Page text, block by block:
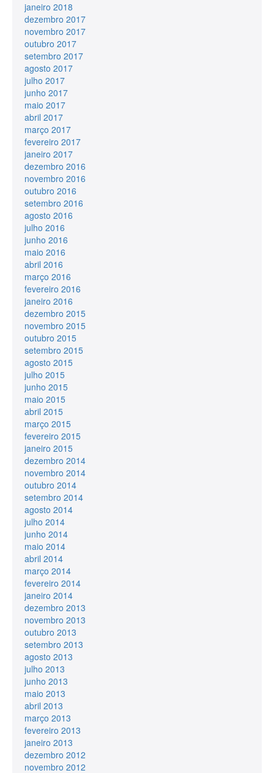
janeiro 2018
dezembro 2017
novembro 2017
outubro 2017
setembro 2017
agosto 2017
julho 2017
junho 2017
maio 2017
abril 2017
março 2017
fevereiro 2017
janeiro 2017
dezembro 2016
novembro 2016
outubro 2016
setembro 2016
agosto 2016
julho 2016
junho 2016
maio 2016
abril 2016
março 2016
fevereiro 2016
janeiro 2016
dezembro 2015
novembro 2015
outubro 2015
setembro 2015
agosto 2015
julho 2015
junho 2015
maio 2015
abril 2015
março 2015
fevereiro 2015
janeiro 2015
dezembro 2014
novembro 2014
outubro 2014
setembro 2014
agosto 2014
julho 2014
junho 2014
maio 2014
abril 2014
março 2014
fevereiro 2014
janeiro 2014
dezembro 2013
novembro 2013
outubro 2013
setembro 2013
agosto 2013
julho 2013
junho 2013
maio 2013
abril 2013
março 2013
fevereiro 2013
janeiro 2013
dezembro 2012
novembro 2012